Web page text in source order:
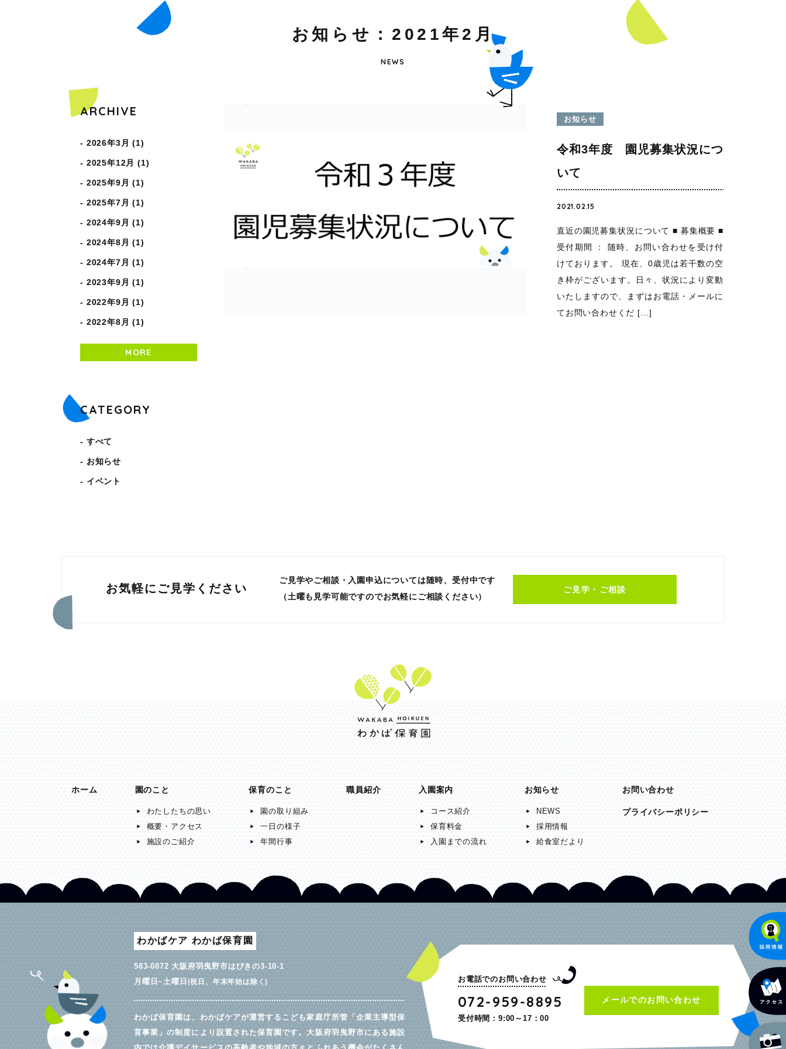
お知 ら せ ： 2 0 2 1年 2 月
NEWS
お知らせ
令和3年度 園児募集状況につ
いて
2021.02.15
直近の園児募集状況について ■ 募集概要 ■
受付期間 ： 随時、お問い合わせを受け付
けております。 現在、0歳児は若干数の空
き枠がございます。日々、状況により変動
いたしますので、まずはお電話・メールに
てお問い合わせくだ […]
ARCHIVE
2026年3月 (1)
2025年12月 (1)
2025年9月 (1)
2025年7月 (1)
2024年9月 (1)
2024年8月 (1)
2024年7月 (1)
2023年9月 (1)
2022年9月 (1)
2022年8月 (1)
MORE
CATEGORY
すべて
お知らせ
イベント
お気軽にご見学ください
ご見学やご相談・入園申込については随時、受付中です
（土曜も見学可能ですのでお気軽にご相談ください）
ご見学・ご相談
ホーム 園のこと
わたしたちの思い
概要・アクセス
施設のご紹介
保育のこと
園の取り組み
一日の様子
年間行事
職員紹介 入園案内
コース紹介
保育料金
入園までの流れ
お知らせ
NEWS
採用情報
給食室だより
お問い合わせ
プライバシーポリシー
わかばケア わかば保育園
583-0872 大阪府羽曳野市はびきの3-10-1
月曜日~土曜日 (祝日、年末年始は除く)
わかば保育園は、わかばケアが運営するこども家庭庁所管「企業主導型保
育事業」の制度により設置された保育園です。大阪府羽曳野市にある施設
お電話でのお問い合わせ
072-959-8895
受付時間：9:00～17：00
メールでのお問い合わせ